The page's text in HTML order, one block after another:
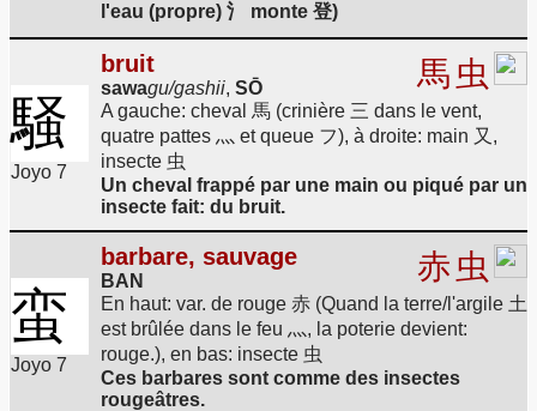
l'eau (propre) 氵 monte 登)
騒
Joyo 7
bruit
sawagu/gashii, SŌ 馬 虫
A gauche: cheval 馬 (crinière 三 dans le vent,
quatre pattes 灬 et queue フ), à droite: main 又,
insecte 虫
Un cheval frappé par une main ou piqué par un
insecte fait: du bruit.
蛮
Joyo 7
barbare, sauvage
BAN 赤 虫
En haut: var. de rouge 赤 (Quand la terre/l'argile 土
est brûlée dans le feu 灬, la poterie devient:
rouge.), en bas: insecte 虫
Ces barbares sont comme des insectes
rougeâtres.